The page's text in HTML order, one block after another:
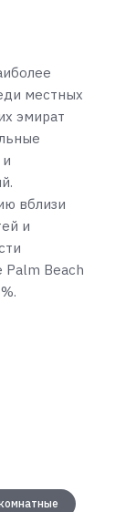
местных
эмират
вблизи
и
Palm Beach